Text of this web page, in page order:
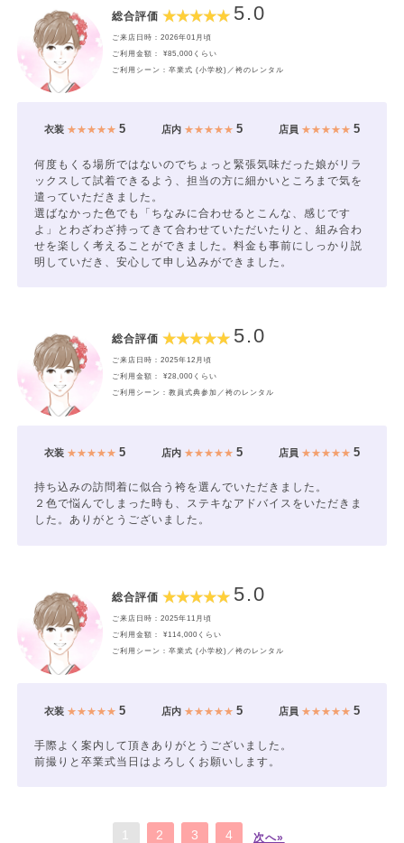
総合評価 5.0
ご来店日時：2026年01月頃
ご利用金額： ¥85,000くらい
ご利用シーン：卒業式 (小学校)／袴のレンタル
衣装★★★★★ 5 店内★★★★★ 5 店員 ★★★★★5
何度もくる場所ではないのでちょっと緊張気味だった娘がリラ
ックスして試着できるよう、担当の方に細かいところまで気を
遣っていただきました。
選ばなかった色でも「ちなみに合わせるとこんな、感じです
よ」とわざわざ持ってきて合わせていただいたりと、組み合わ
せを楽しく考えることができました。料金も事前にしっかり説
明していだき、安心して申し込みができました。
総合評価 5.0
ご来店日時：2025年12月頃
ご利用金額： ¥28,000くらい
ご利用シーン：教員式典参加／袴のレンタル
衣装★★★★★ 5 店内★★★★★ 5 店員 ★★★★★5
持ち込みの訪問着に似合う袴を選んでいただきました。
２色で悩んでしまった時も、ステキなアドバイスをいただきま
した。ありがとうございました。
総合評価 5.0
ご来店日時：2025年11月頃
ご利用金額： ¥114,000くらい
ご利用シーン：卒業式 (小学校)／袴のレンタル
衣装★★★★★ 5 店内★★★★★ 5 店員 ★★★★★5
手際よく案内して頂きありがとうございました。
前撮りと卒業式当日はよろしくお願いします。
2 3 4 次へ»